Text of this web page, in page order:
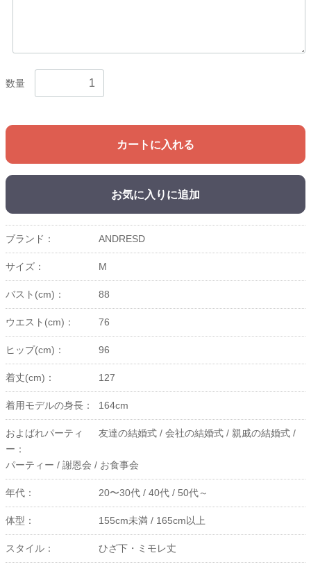
数量
カートに入れる
お気に入りに追加
ブランド： ANDRESD
サイズ： M
バスト(cm)： 88
ウエスト(cm)： 76
ヒップ(cm)： 96
着丈(cm)： 127
着用モデルの身長： 164cm
およばれパーティ
ー：
友達の結婚式 / 会社の結婚式 / 親戚の結婚式 /
パーティー / 謝恩会 / お食事会
年代： 20〜30代 / 40代 / 50代～
体型： 155cm未満 / 165cm以上
スタイル： ひざ下・ミモレ丈